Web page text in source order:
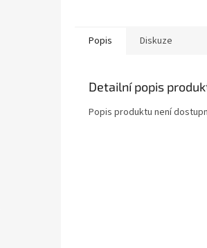
Popis Diskuze
Detailní popis
Popis produktu není